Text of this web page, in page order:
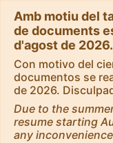
Amb motiu del
de documents
d'agost de
Con motivo del
documentos se
de 2026.
Due to the
resume starting
any